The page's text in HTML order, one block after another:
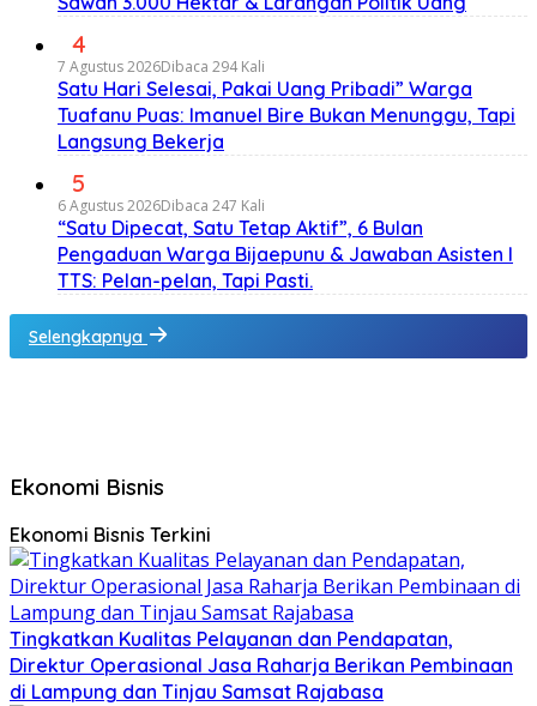
4
7 Agustus 2026Dibaca 294 Kali
Satu Hari Selesai, Pakai Uang Pribadi” Warga
Tuafanu Puas: Imanuel Bire Bukan Menunggu, Tapi
Langsung Bekerja
5
6 Agustus 2026Dibaca 247 Kali
“Satu Dipecat, Satu Tetap Aktif”, 6 Bulan
Pengaduan Warga Bijaepunu & Jawaban Asisten I
TTS: Pelan-pelan, Tapi Pasti.
Selengkapnya
Ekonomi Bisnis
Ekonomi Bisnis Terkini
Tingkatkan Kualitas Pelayanan dan Pendapatan,
Direktur Operasional Jasa Raharja Berikan Pembinaan
di Lampung dan Tinjau Samsat Rajabasa